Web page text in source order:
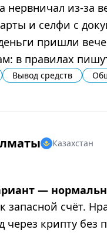
нервничал из‑за
и селфи с
пришли
в правилах
Вывод средств
Казахстан
—
запасной счёт.
крипту без